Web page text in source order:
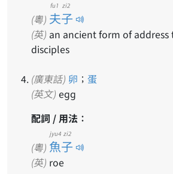
(粵) 夫子
fu1 zi2
(英) an ancient form of address
disciples
(廣東話) 卵 ； 蛋
(英文) egg
配詞 / 用法：
(粵) 魚子
jyu4 zi2
(英) roe